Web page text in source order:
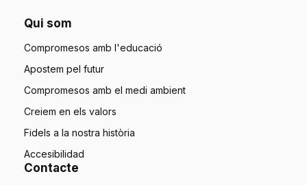
Qui som
Compromesos amb l'educació
Apostem pel futur
Compromesos amb el medi ambient
Creiem en els valors
Fidels a la nostra història
Accesibilidad
Contacte